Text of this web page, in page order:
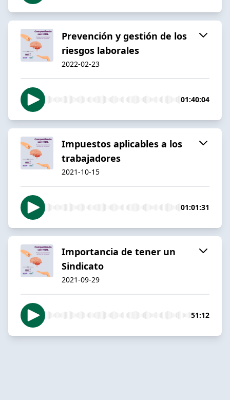
Prevención y gestión de los
riesgos laborales
2022-02-23
01:40:04
Impuestos aplicables a los
trabajadores
2021-10-15
01:01:31
Importancia de tener un
Sindicato
2021-09-29
51:12